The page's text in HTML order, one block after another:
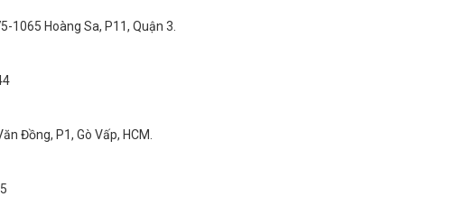
1065 Hoàng Sa, P11, Quận 3.
Đồng, P1, Gò Vấp, HCM.